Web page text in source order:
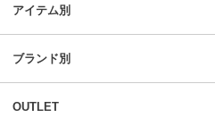
アイテム別
ブランド別
OUTLET